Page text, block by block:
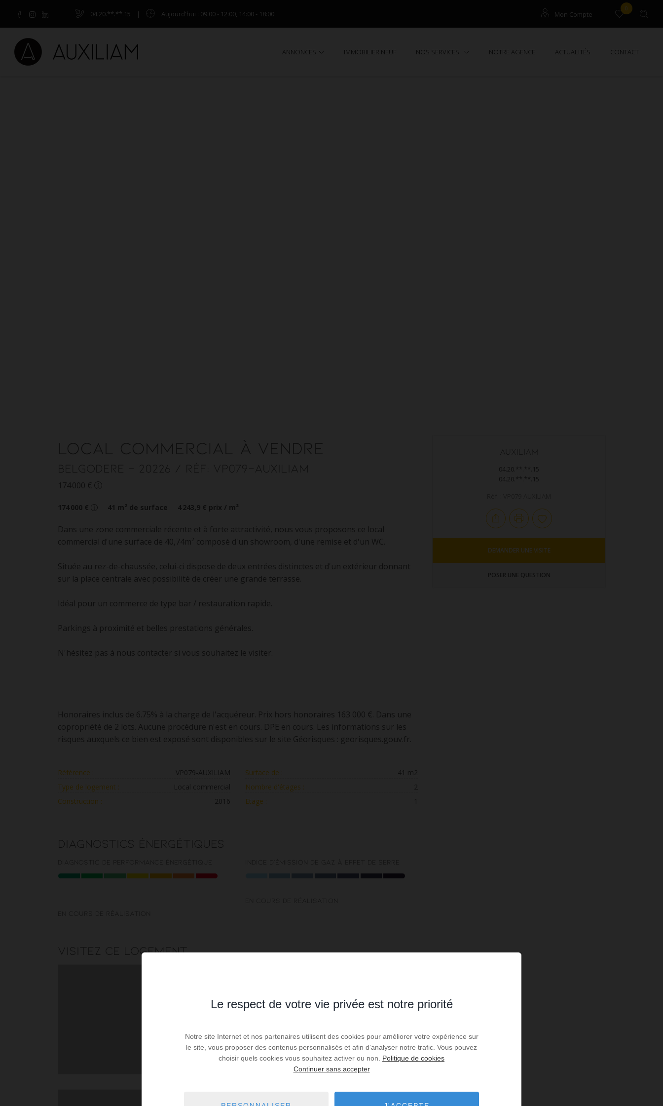
04.20.**.**.15 | Aujourd'hui : 09:00 - 12:00, 14:00 - 18:00 Mon Compte
0
ANNONCES IMMOBILIER NEUF NOS SERVICES NOTRE AGENCE ACTUALITÉS CONTACT
Local commercial à vendre
Belgodere - 20226 / Réf: VP079-AUXILIAM
174 000 €
174 000 € 41 m² de surface 4 243,9 € prix / m²
Dans une zone commerciale récente et à forte attractivité, nous vous proposons ce local
commercial d'une surface de 40,74m² composé d'un showroom, d'une remise et d'un WC.
Située au rez-de-chaussée, celui-ci dispose de deux entrées distinctes et d'un extérieur donnant
sur la place centrale avec possibilité de créer une grande terrasse.
Idéal pour un commerce de type bar / restauration rapide.
Parkings à proximité et belles prestations générales.
N'hésitez pas à nous contacter si vous souhaitez le visiter.
Honoraires inclus de 6.75% à la charge de l'acquéreur. Prix hors honoraires 163 000 €. Dans une
copropriété de 2 lots. Aucune procédure n'est en cours. DPE en cours. Les informations sur les
risques auxquels ce bien est exposé sont disponibles sur le site Géorisques : georisques.gouv.fr.
Référence :
VP079-AUXILIAM
Type de logement :
Local commercial
Construction :
2016
Surface de :
41 m2
Nombre d'étages :
2
Etage :
1
Diagnostics énergétiques
Visitez ce logement
AUXILIAM
04.20.**.**.15
04.20.**.**.15
DEMANDER UNE VISITE
POSER UNE QUESTION
Le respect de votre vie privée est notre priorité
Notre site Internet et nos partenaires utilisent des cookies pour améliorer votre expérience sur
le site, vous proposer des contenus personnalisés et afin d’analyser notre trafic. Vous pouvez
choisir quels cookies vous souhaitez activer ou non. Politique de cookies
Continuer sans accepter